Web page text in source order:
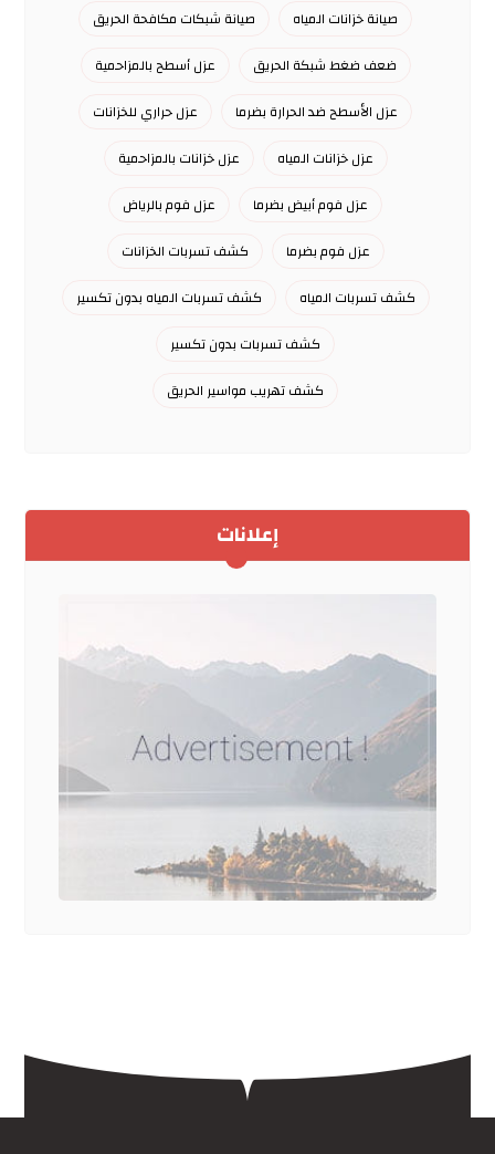
صيانة خزانات المياه
صيانة شبكات مكافحة الحريق
ضعف ضغط شبكة الحريق
عزل أسطح بالمزاحمية
عزل الأسطح ضد الحرارة بضرما
عزل حراري للخزانات
عزل خزانات المياه
عزل خزانات بالمزاحمية
عزل فوم أبيض بضرما
عزل فوم بالرياض
عزل فوم بضرما
كشف تسربات الخزانات
كشف تسربات المياه
كشف تسربات المياه بدون تكسير
كشف تسربات بدون تكسير
كشف تهريب مواسير الحريق
إعلانات